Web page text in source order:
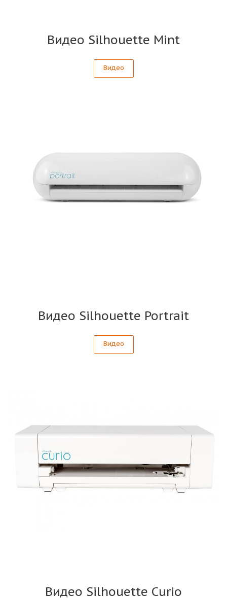
Видео Silhouette Mint
Видео
Видео Silhouette Portrait
Видео
Видео Silhouette Curio